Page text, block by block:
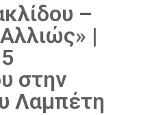
–
|
στην
Λαμπέτη